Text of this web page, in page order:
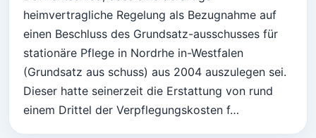
heimvertragliche Regelung als Bezugnahme auf
einen Beschluss des Grundsatz-ausschusses für
stationäre Pflege in Nordrhe in-Westfalen
(Grundsatz aus schuss) aus 2004 auszulegen sei.
Dieser hatte seinerzeit die Erstattung von rund
einem Drittel der Verpflegungskosten f…